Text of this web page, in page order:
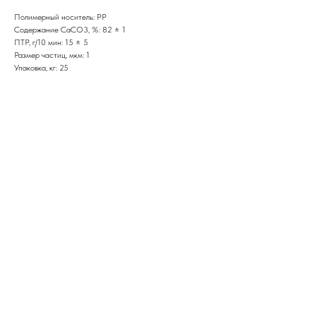
Полимерный носитель: PP
Содержание CaCO3, %: 82 ± 1
ПТР, г/10 мин: 15 ± 5
Размер частиц, мкм: 1
Упаковка, кг: 25